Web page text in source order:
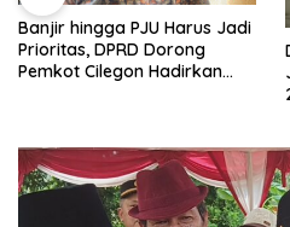
Banjir hingga PJU Harus Jadi
Prioritas, DPRD Dorong
Pemkot Cilegon Hadirkan